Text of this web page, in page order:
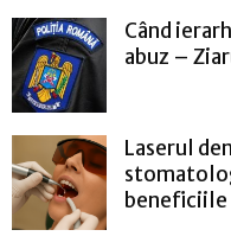
Când
abuz –
Laserul